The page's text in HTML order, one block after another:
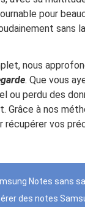
pour
sans
nous
. Que vous
ou perdu des
Grâce à nos
récupérer vos
Notes sans
des notes